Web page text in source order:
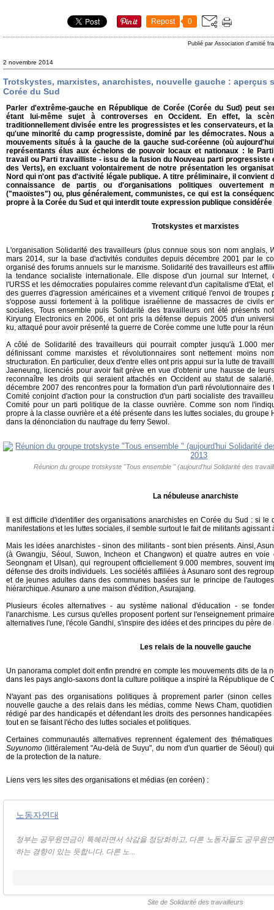
Repost 0
Publié par Association d'amitié
2 novembre 2014
Trotskystes, marxistes, anarchistes, nouvelle gauche : aperçus
Corée du Sud
Parler d'extrême-gauche en République de Corée (Corée du Sud) peut
étant lui-même sujet à controverses en Occident. En effet, la
traditionnellement divisée entre les progressistes et les conservateurs, et
qu'une minorité du camp progressiste, dominé par les démocrates. Nous
mouvements situés à la gauche de la gauche sud-coréenne (où
représentants élus aux échelons de pouvoir locaux et nationaux : le
travail ou Parti travailliste - issu de la fusion du Nouveau parti progressiste
des Verts), en excluant volontairement de notre présentation les
Nord qui n'ont pas d'activité légale publique. A titre préliminaire, il convient
connaissance de partis ou d'organisations politiques ouvertement
("maoïstes") ou, plus généralement, communistes, ce qui est la
propre à la Corée du Sud et qui interdit toute expression publique
Trotskystes et marxistes
L'organisation Solidarité des travailleurs (plus connue sous son nom anglais,
mars 2014, sur la base d'activités conduites depuis décembre 2001 par le
organisé des forums annuels sur le marxisme. Solidarité des travailleurs est
la tendance socialiste internationale. Elle dispose d'un journal sur Internet,
l'URSS et les démocraties populaires comme relevant d'un capitalisme d'Etat,
des guerres d'agression américaines et a vivement critiqué l'envoi de
s'oppose aussi fortement à la politique israélienne de massacres de civils
sociales, Tous ensemble puis Solidarité des travailleurs ont été présents
Kiryung Electronics en 2006, et ont pris la défense depuis 2005 d'un
ku, attaqué pour avoir présenté la guerre de Corée comme une lutte pour la
A côté de Solidarité des travailleurs qui pourrait compter jusqu'à 1.000
définissant comme marxistes et révolutionnaires sont nettement moins
structuration. En particulier, deux d'entre elles ont pris appui sur la lutte de
Jaeneung, licenciés pour avoir fait grève en vue d'obtenir une hausse de
reconnaître les droits qui seraient attachés en Occident au statut de
décembre 2007 des rencontres pour la formation d'un parti révolutionnaire
Comité conjoint d'action pour la construction d'un parti socialiste des
Comité pour un parti politique de la classe ouvrière. Comme son nom
propre à la classe ouvrière et a été présente dans les luttes sociales, du groupe
dans la dénonciation du naufrage du ferry Sewol.
Réunion du groupe trotskyste "Tous ensemble " (aujourd'hui Solidarité des
La nébuleuse anarchiste
Il est difficile d'identifier des organisations anarchistes en Corée du Sud : si le
manifestations et les luttes sociales, il semble surtout le fait de militants agissant
Mais les idées anarchistes - sinon des militants - sont bien présents. Ainsi,
(à Gwangju, Séoul, Suwon, Incheon et Changwon) et quatre autres en voie
Seongnam et Ulsan), qui regroupent officiellement 9.000 membres, souvent
défense des droits individuels. Les sociétés affiliées à Asunaro sont des
et de jeunes adultes dans des communes basées sur le principe de
hiérarchique. Asunaro a une maison d'édition, Asurajang.
Plusieurs écoles alternatives - au système national d'éducation - se
l'anarchisme. Les cursus qu'elles proposent portent sur l'enseignement
alternatives l'une, l'école Gandhi, s'inspire des idées et des principes du père
Les relais de la nouvelle gauche
Un panorama complet doit enfin prendre en compte les mouvements dits de la
dans les pays anglo-saxons dont la culture politique a inspiré la République de
N'ayant pas des organisations politiques à proprement parler (sinon
nouvelle gauche a des relais dans les médias, comme News Cham,
rédigé par des handicapés et défendant les droits des personnes
tout en se faisant l'écho des luttes sociales et politiques.
Certaines communautés alternatives reprennent également des
Suyunomo (littéralement "Au-delà de Suyu", du nom d'un quartier de Séoul)
de la protection de la nature.
Liens vers les sites des organisations et médias (en coréen) :
노동자연대
정부는 공무원연금이 특혜라면서 삭감을 정당화하고, 다른 노동자들도 공무원
하는 경향이 있는 듯합니다. 다른 노...
Site de Solidarité des travailleurs